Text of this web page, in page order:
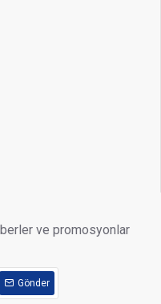
ve promosyonlar
Gönder